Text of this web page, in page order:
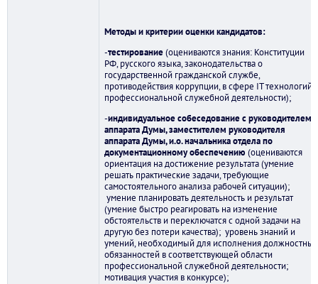
Методы и критерии оценки кандидатов:
-тестирование(оцениваются знания: Конституции
РФ, русского языка, законодательства о
государственной гражданской службе,
противодействия коррупции, в сфере IT технологий,
профессиональной служебной деятельности);
-индивидуальное собеседованиес руководителем
аппарата Думы, заместителем руководителя
аппарата Думы,и.о. начальника отдела по
документационному обеспечению (оцениваются
ориентация на достижение результата (умение
решать практические задачи, требующие
самостоятельного анализа рабочей ситуации);
умение планировать деятельность и результат
(умение быстро реагировать на изменение
обстоятельств и переключатся с одной задачи на
другую без потери качества); уровень знаний и
умений, необходимый для исполнения должностных
обязанностей в соответствующей области
профессиональной служебной деятельности;
мотивация участия в конкурсе);